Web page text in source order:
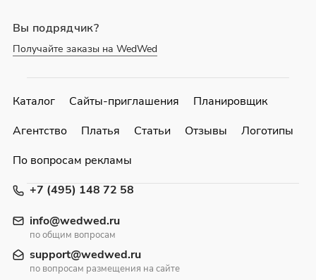
Вы подрядчик?
Получайте заказы на WedWed
+7 (495) 148 72 58
info@wedwed.ru
по общим вопросам
support@wedwed.ru
по вопросам размещения на сайте
Каталог Сайты-приглашения
Планировщик
Агентство
Платья Статьи Отзывы
Логотипы
По вопросам рекламы